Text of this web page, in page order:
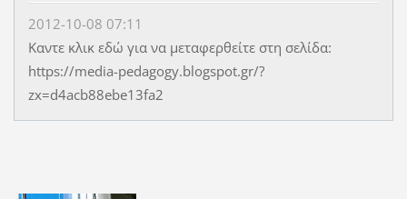
2012-10-08 07:11
Καντε κλικ εδώ για να μεταφερθείτε στη σελίδα:
https://media-pedagogy.blogspot.gr/?
zx=d4acb88ebe13fa2